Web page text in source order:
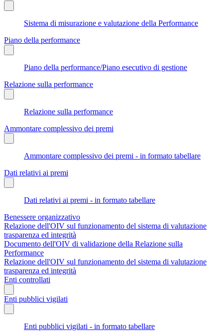
Sistema di misurazione e valutazione della Performance
Piano della performance
Piano della performance/Piano esecutivo di gestione
Relazione sulla performance
Relazione sulla performance
Ammontare complessivo dei premi
Ammontare complessivo dei premi - in formato tabellare
Dati relativi ai premi
Dati relativi ai premi - in formato tabellare
Benessere organizzativo
Relazione dell'OIV sul funzionamento del sistema di valutazione
trasparenza ed integrità
Documento dell'OIV di validazione della Relazione sulla
Performance
Relazione dell'OIV sul funzionamento del sistema di valutazione
trasparenza ed integrità
Enti controllati
Enti pubblici vigilati
Enti pubblici vigilati - in formato tabellare